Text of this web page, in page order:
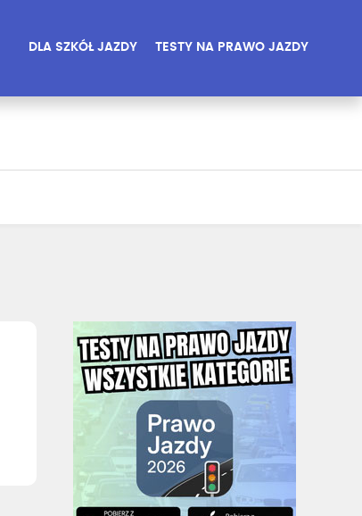
DLA SZKÓŁ JAZDY TESTY NA PRAWO JAZDY